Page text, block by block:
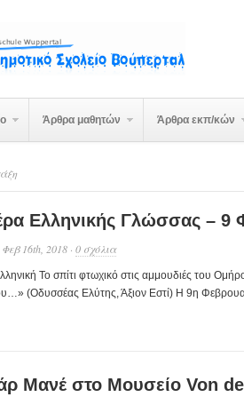
Άρθρα μαθητών Άρθρα εκπ/κών
Ελληνικής Γλώσσας – 9
16th, 2018 · 0 σχόλια
Το σπίτι φτωχικό στις αμμουδιές του
(Οδυσσέας Ελύτης, Άξιον Εστί) Η 9η
Μανέ στο Μουσείο Von